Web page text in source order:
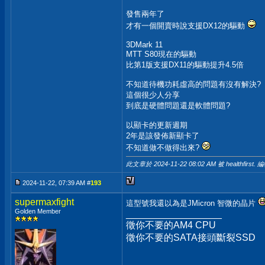
發售兩年了
才有一個開賣時說支援DX12的驅動
3DMark 11
MTT S80現在的驅動
比第1版支援DX11的驅動提升4.5倍
不知道待機功耗虛高的問題有沒有解決?
這個很少人分享
到底是硬體問題還是軟體問題?
以顯卡的更新週期
2年是該發佈新顯卡了
不知道做不做得出來?
此文章於 2024-11-22 08:02 AM 被 healthfirst. 編
2024-11-22, 07:39 AM #193
supermaxfight
Golden Member
這型號我還以為是JMicron 智微的晶片
徵你不要的AM4 CPU
徵你不要的SATA接頭斷裂SSD